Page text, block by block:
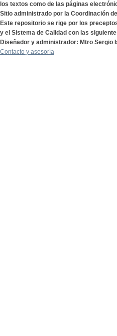
los textos como de las páginas
Sitio administrado por la Coordinación
Este repositorio se rige por los
y el Sistema de Calidad con las
Diseñador y administrador: Mtro Sergio
Contacto y asesoría